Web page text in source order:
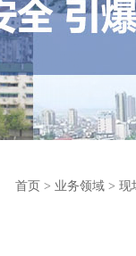
首页 > 业务领域 > 现